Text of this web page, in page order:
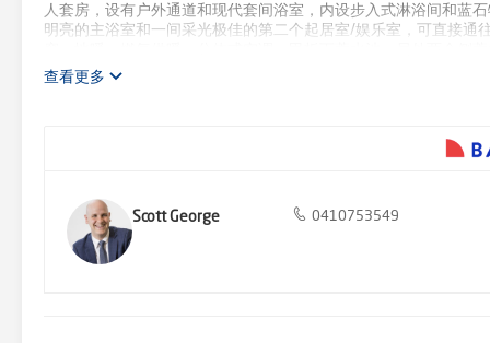
人套房，设有户外通道和现代套间浴室，内设步入式淋浴间和蓝
明亮的主浴室和一间采光极佳的第二个起居室/娱乐室，可直接
查看更多
Scott George 0410753549